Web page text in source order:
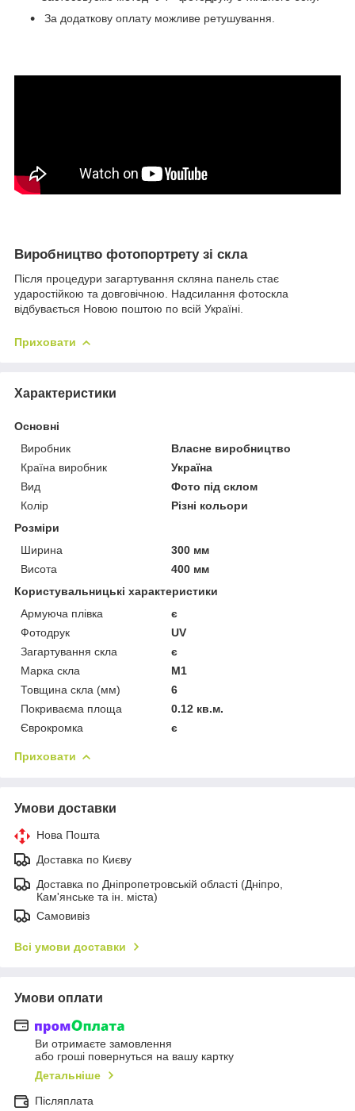
За додаткову оплату можливе ретушування.
Виробництво фотопортрету зі скла
Після процедури загартування скляна панель стає
ударостійкою та довговічною. Надсилання фотоскла
відбувається Новою поштою по всій Україні.
Приховати
Характеристики
Основні
Виробник
Власне виробництво
Країна виробник
Україна
Вид
Фото під склом
Колір
Різні кольори
Розміри
Ширина
300 мм
Висота
400 мм
Користувальницькі характеристики
Армуюча плівка
є
Фотодрук
UV
Загартування скла
є
Марка скла
М1
Товщина скла (мм)
6
Покриваєма площа
0.12 кв.м.
Єврокромка
є
Приховати
Умови доставки
Нова Пошта
Доставка по Києву
Доставка по Дніпропетровській області (Дніпро,
Кам'янське та ін. міста)
Самовивіз
Всі умови доставки
Умови оплати
Ви отримаєте замовлення
або гроші повернуться на вашу картку
Детальніше
Післяплата